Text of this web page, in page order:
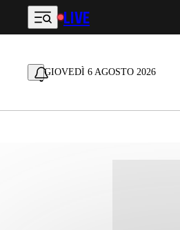
Vai al contenuto principale
LIVE
GIOVEDÌ 6 AGOSTO 2026